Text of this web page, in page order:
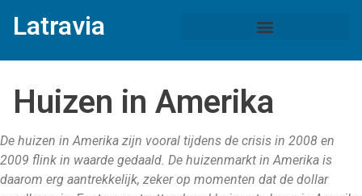
Latravia
Huizen in Amerika
De huizen in Amerika zijn vooral tijdens de crisis in 2008 en
2009 flink in waarde gedaald. De huizenmarkt in Amerika is
daarom erg aantrekkelijk, zeker op momenten dat de dollar